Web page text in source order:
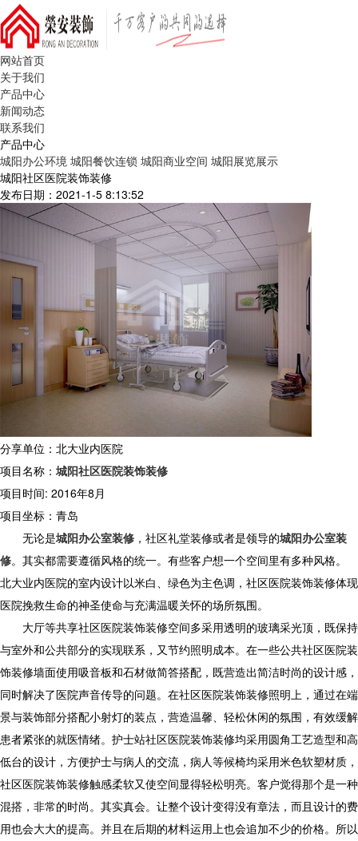
网站首页
关于我们
产品中心
新闻动态
联系我们
产品中心
城阳办公环境 城阳餐饮连锁 城阳商业空间 城阳展览展示
城阳社区医院装饰装修
发布日期：2021-1-5 8:13:52
分享单位：北大业内医院
项目名称： 城阳社区医院装饰装修
项目时间: 2016年8月
项目坐标：青岛
无论是城阳办公室装修 ，社区礼堂装修或者是领导的城阳办公室装
修。其实都需要遵循风格的统一。有些客户想一个空间里有多种风格。
北大业内医院的室内设计以米白、绿色为主色调，社区医院装饰装修体现
医院挽救生命的神圣使命与充满温暖关怀的场所氛围。
大厅等共享社区医院装饰装修空间多采用透明的玻璃采光顶，既保持
与室外和公共部分的实现联系，又节约照明成本。在一些公共社区医院装
饰装修墙面使用吸音板和石材做简答搭配，既营造出简洁时尚的设计感，
同时解决了医院声音传导的问题。在社区医院装饰装修照明上，通过在端
景与装饰部分搭配小射灯的装点，营造温馨、轻松休闲的氛围，有效缓解
患者紧张的就医情绪。护士站社区医院装饰装修均采用圆角工艺造型和高
低台的设计，方便护士与病人的交流，病人等候椅均采用米色软塑材质，
社区医院装饰装修触感柔软又使空间显得轻松明亮。客户觉得那个是一种
混搭，非常的时尚。其实真会。让整个设计变得没有章法，而且设计的费
用也会大大的提高。并且在后期的材料运用上也会追加不少的价格。所以